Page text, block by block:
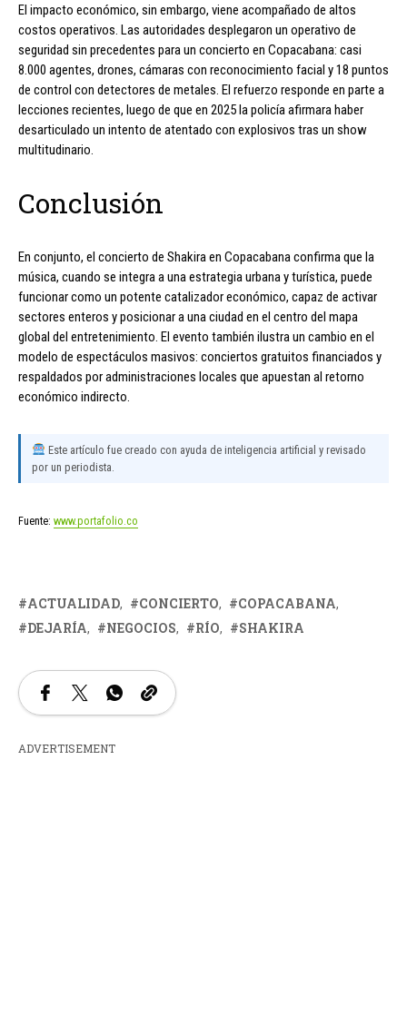
El impacto económico, sin embargo, viene acompañado de altos
costos operativos. Las autoridades desplegaron un operativo de
seguridad sin precedentes para un concierto en Copacabana: casi
8.000 agentes, drones, cámaras con reconocimiento facial y 18 puntos
de control con detectores de metales. El refuerzo responde en parte a
lecciones recientes, luego de que en 2025 la policía afirmara haber
desarticulado un intento de atentado con explosivos tras un show
multitudinario.
Conclusión
En conjunto, el concierto de Shakira en Copacabana confirma que la
música, cuando se integra a una estrategia urbana y turística, puede
funcionar como un potente catalizador económico, capaz de activar
sectores enteros y posicionar a una ciudad en el centro del mapa
global del entretenimiento. El evento también ilustra un cambio en el
modelo de espectáculos masivos: conciertos gratuitos financiados y
respaldados por administraciones locales que apuestan al retorno
económico indirecto.
Este artículo fue creado con ayuda de inteligencia artificial y revisado
por un periodista.
Fuente: www.portafolio.co
ACTUALIDAD CONCIERTO
COPACABANA
DEJARÍA
NEGOCIOS RÍO SHAKIRA
ADVERTISEMENT